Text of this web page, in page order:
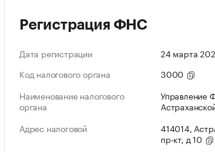
Регистрация ФНС
Дата регистрации
24 марта
Код налогового органа
3000
Наименование налогового
органа
Управление
Адрес налоговой
414014,
пр-кт, д 10